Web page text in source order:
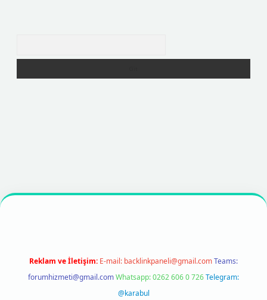
betexperhttps://betexpergir.net/
Reklam ve İletişim: E-mail: backlinkpaneli@gmail.comTeams:
forumhizmeti@gmail.comWhatsapp: 0262 606 0 726Telegram:
@karabul